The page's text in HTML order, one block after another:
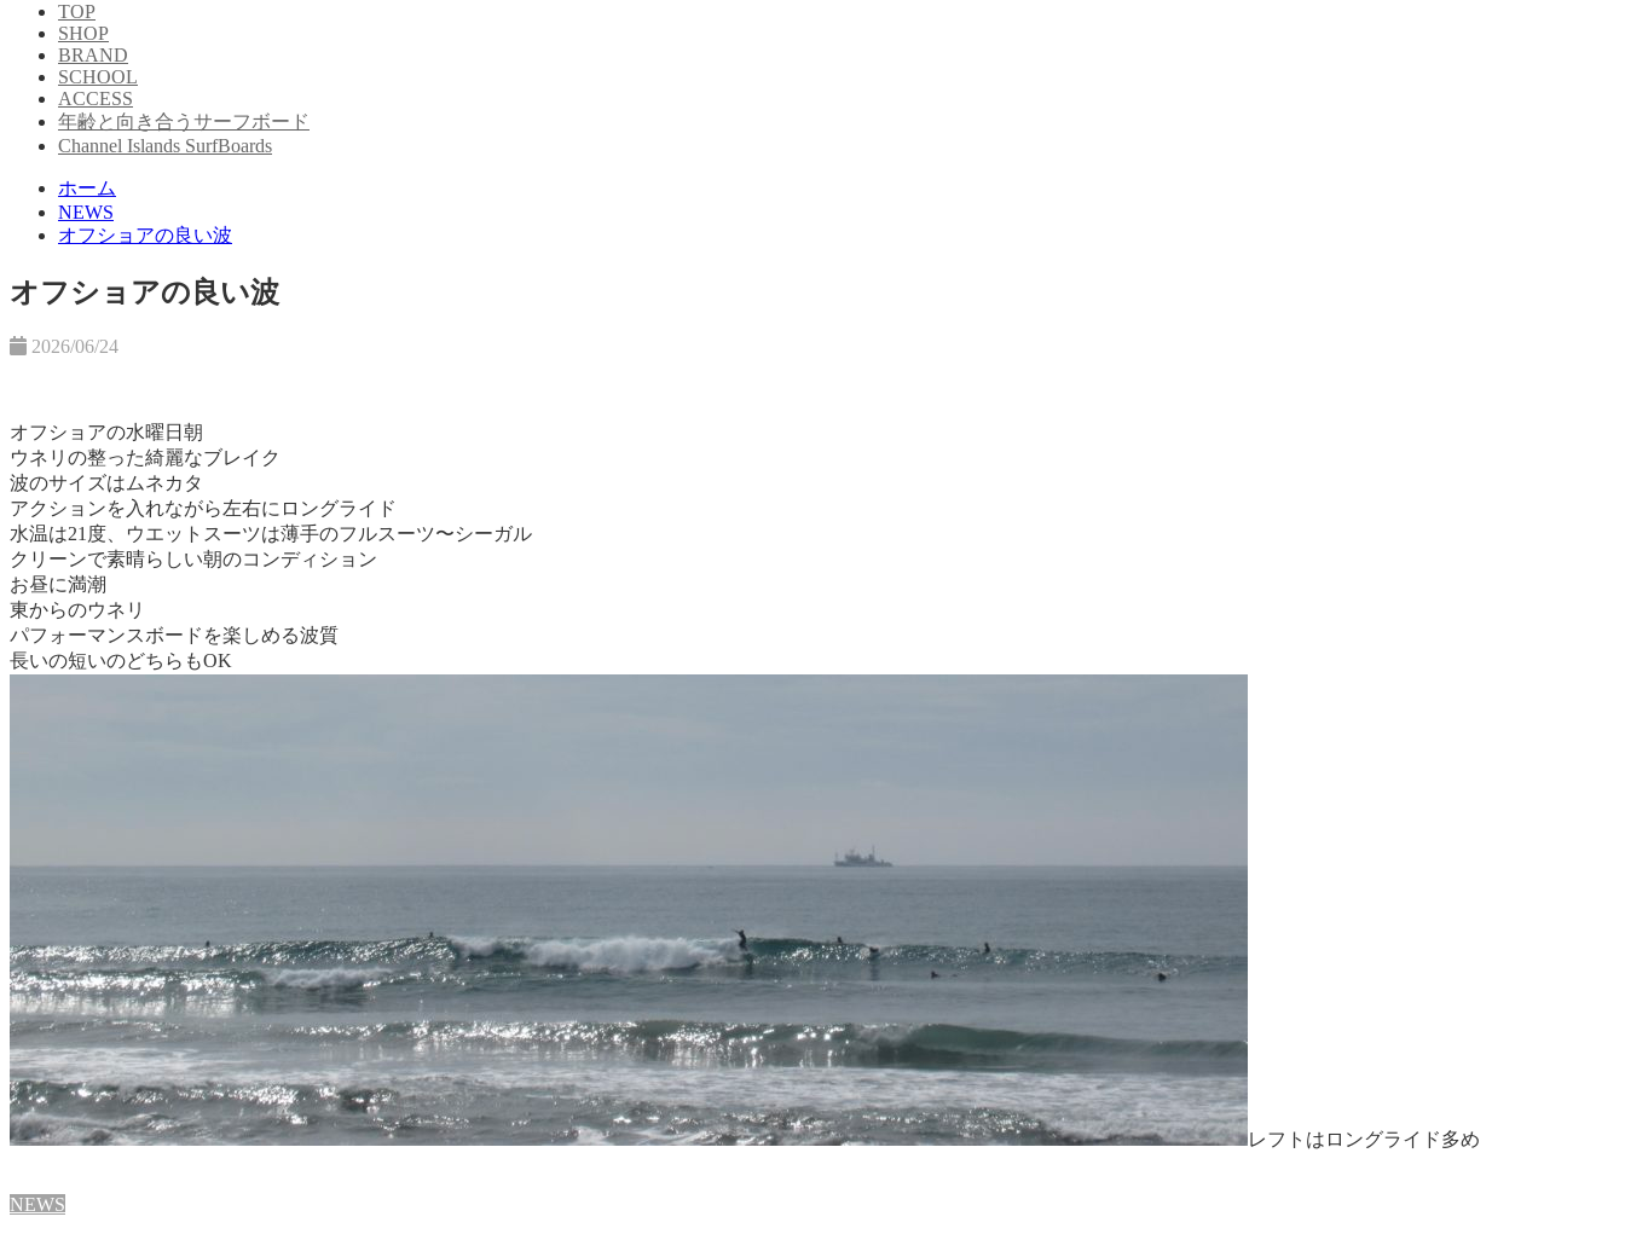
TOP
SHOP
BRAND
SCHOOL
ACCESS
年齢と向き合うサーフボード
Channel Islands SurfBoards
ホーム
NEWS
オフショアの良い波
オフショアの良い波
2026/06/24
オフショアの水曜日朝
ウネリの整った綺麗なブレイク
波のサイズはムネカタ
アクションを入れながら左右にロングライド
水温は21度、ウエットスーツは薄手のフルスーツ〜シーガル
クリーンで素晴らしい朝のコンディション
お昼に満潮
東からのウネリ
パフォーマンスボードを楽しめる波質
長いの短いのどちらもOK
レフトはロングライド多め
NEWS